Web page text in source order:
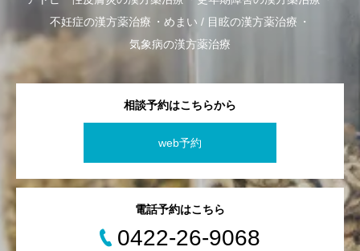
不妊症の漢方薬治療
めまい / 目眩の漢方薬治療
気象病の漢方薬治療
相談予約はこちらから
web予約
電話予約はこちら
0422-26-9068